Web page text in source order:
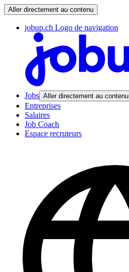
Aller directement au contenu
jobup.ch Logo de navigation
Jobs Aller directement au contenu
Entreprises
Salaires
Job Coach
Espace recruteurs